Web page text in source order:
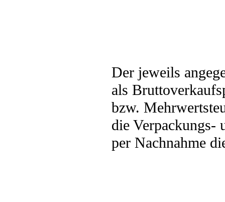
Der jeweils
als
bzw.
die Verpackungs-
per Nachnahme